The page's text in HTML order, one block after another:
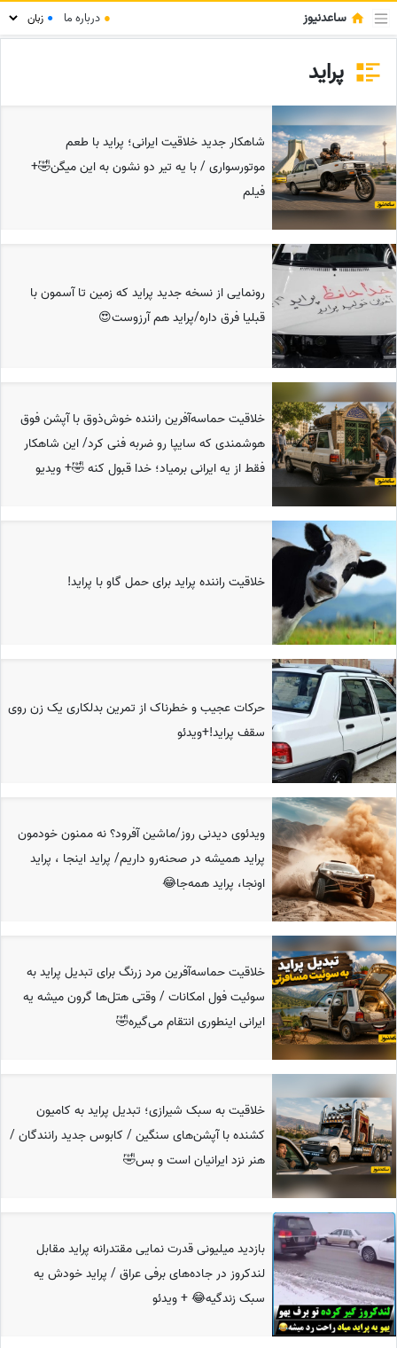
ساعدنیوز ● درباره ما ●
پراید
شاهکار جدید خلاقیت ایرانی؛ پراید با طعم
موتورسواری / با یه تیر دو نشون به این میگن🤣+
فیلم
رونمایی از نسخه جدید پراید که زمین تا آسمون با
قبلیا فرق داره/پراید هم آرزوست😍
خلاقیت حماسه‌آفرین راننده خوش‌ذوق با آپشن فوق‌
هوشمندی که سایپا رو ضربه‌ فنی کرد/ این شاهکار
فقط از یه ایرانی برمیاد؛ خدا قبول کنه 🤣+ ویدیو
خلاقیت راننده پراید برای حمل گاو با پراید!
حرکات عجیب و خطرناک از تمرین بدلکاری یک زن روی
سقف پراید!+ویدئو
ویدئوی دیدنی روز/ماشین آفرود؟ نه ممنون خودمون
پراید همیشه در صحنه‌رو داریم/ پراید اینجا ، پراید
اونجا، پراید همه‌جا😂
خلاقیت حماسه‌آفرین مرد زرنگ برای تبدیل پراید به
سوئیت فول امکانات / وقتی هتل‌ها گرون میشه یه
ایرانی‌ اینطوری انتقام می‌گیره🤣
خلاقیت به سبک شیرازی؛ تبدیل پراید به کامیون
کشنده با آپشن‌های سنگین / کابوس جدید رانندگان /
هنر نزد ایرانیان است و بس🤣
بازدید میلیونی قدرت نمایی مقتدرانه پراید مقابل
لندکروز در جاده‌های برفی عراق / پراید خودش یه
سبک زندگیه😂 + ویدئو